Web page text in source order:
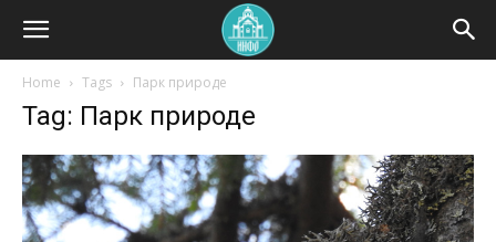
Home Tags Парк природе
Tag: Парк природе